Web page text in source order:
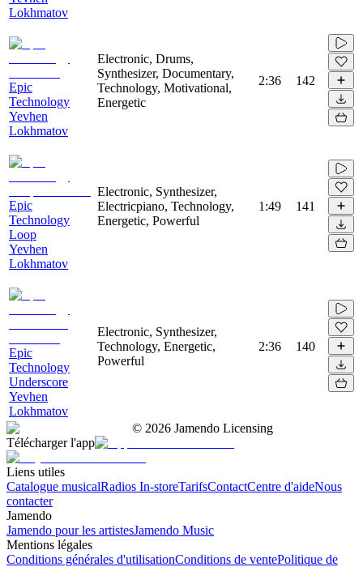
Lokhmatov
Epic
Technology
Yevhen
Lokhmatov
Electronic, Drums,
Synthesizer, Documentary,
Technology, Motivational,
Energetic
2:36 142
Epic
Technology
Loop
Yevhen
Lokhmatov
Electronic, Synthesizer,
Electricpiano, Technology,
Energetic, Powerful
1:49 141
Epic
Technology
Underscore
Yevhen
Lokhmatov
Electronic, Synthesizer,
Technology, Energetic,
Powerful
2:36 140
© 2026 Jamendo Licensing
Télécharger l'app
Liens utiles
Catalogue musicalRadios In-storeTarifsContactCentre d'aideNous
contacter
Jamendo
Jamendo pour les artistesJamendo Music
Mentions légales
Conditions générales d'utilisationConditions de ventePolitique de